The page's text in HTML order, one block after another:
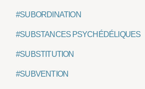
#SUBORDINATION
#SUBSTANCES PSYCHÉDÉLIQUES
#SUBSTITUTION
#SUBVENTION